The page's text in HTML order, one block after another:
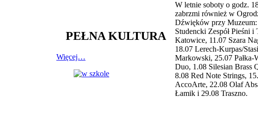
PEŁNA KULTURA
Więcej…
W letnie soboty o godz.
zabrzmi również w
Dźwięków przy
Studencki Zespół Pieśni i
Katowice, 11.07 Szara
18.07 Lerech-Kurpas/
Markowski, 25.07 Pałka-
Duo, 1.08 Silesian Brass
8.08 Red Note Strings,
AccoArte, 22.08 Olaf
Łamik i 29.08 Traszno.